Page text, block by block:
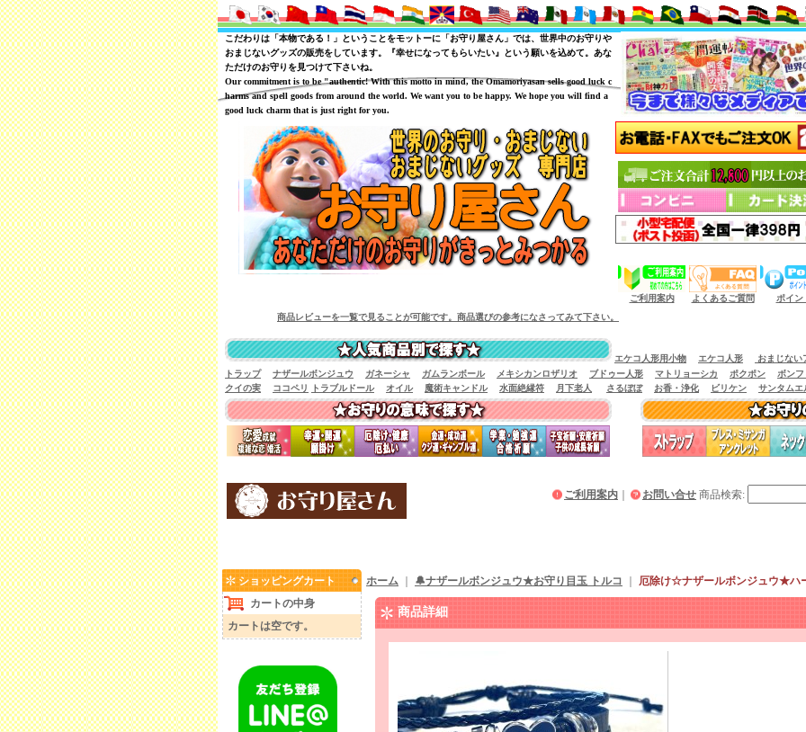
こだわりは「本物である！」ということをモットーに「お守り屋さん」では、世界中のお守りや
おまじないグッズの販売をしています。『幸せになってもらいたい』という願いを込めて。あな
ただけのお守りを見つけて下さいね。
Our commitment is to be "authentic! With this motto in mind, the Omamoriyasan sells good luck c
harms and spell goods from around the world. We want you to be happy. We hope you will find a
good luck charm that is just right for you.
ご利用案内 よくあるご質問
ポイン
商品レビューを一覧で見ることが可能です。商品選びの参考になさってみて下さい。
エケコ人形用小物 エケコ人形
おまじない
トラップ
ナザールボンジュウ ガネーシャ ガムランボール メキシカンロザリオ ブドゥー人形 マトリョーシカ ポクポン
ボン
クイの実
ココペリ トラブルドール オイル 魔術キャンドル 水面絶縁符 月下老人 さるぼぼ お香・浄化 ビリケン サンタムエ
ご利用案内 お問い合せ 商品検索:
ショッピングカート
カートの中身
カートは空です。
ホーム 🔔ナザールボンジュウ★お守り目玉 トルコ 厄除け☆ナザールボンジュウ★
商品詳細